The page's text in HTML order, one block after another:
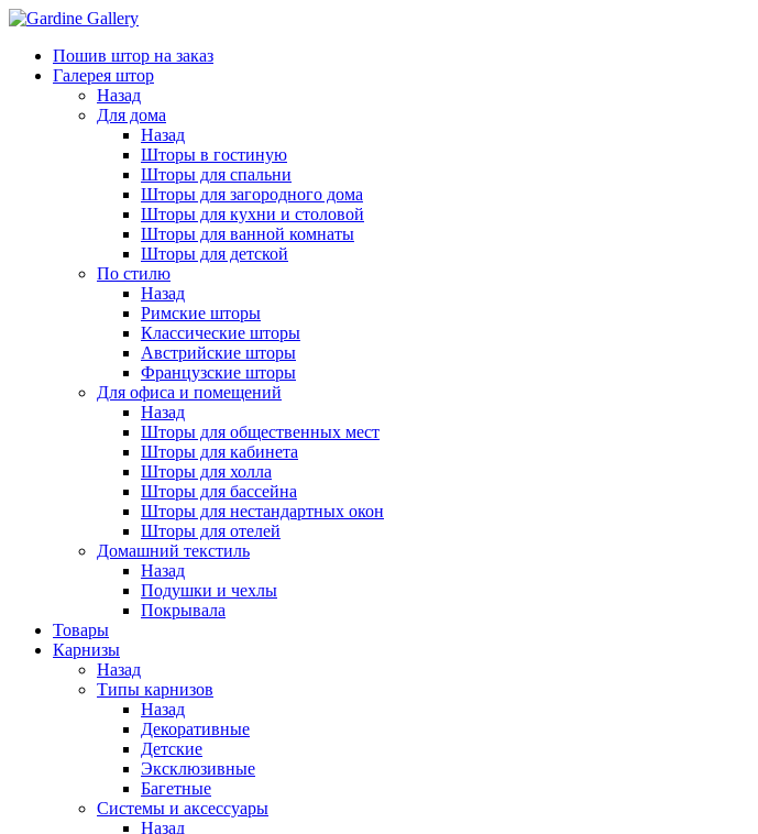
Пошив штор на заказ
Галерея штор
Назад
Для дома
Назад
Шторы в гостиную
Шторы для спальни
Шторы для загородного дома
Шторы для кухни и столовой
Шторы для ванной комнаты
Шторы для детской
По стилю
Назад
Римские шторы
Классические шторы
Австрийские шторы
Французские шторы
Для офиса и помещений
Назад
Шторы для общественных мест
Шторы для кабинета
Шторы для холла
Шторы для бассейна
Шторы для нестандартных окон
Шторы для отелей
Домашний текстиль
Назад
Подушки и чехлы
Покрывала
Товары
Карнизы
Назад
Типы карнизов
Назад
Декоративные
Детские
Эксклюзивные
Багетные
Системы и аксессуары
Назад